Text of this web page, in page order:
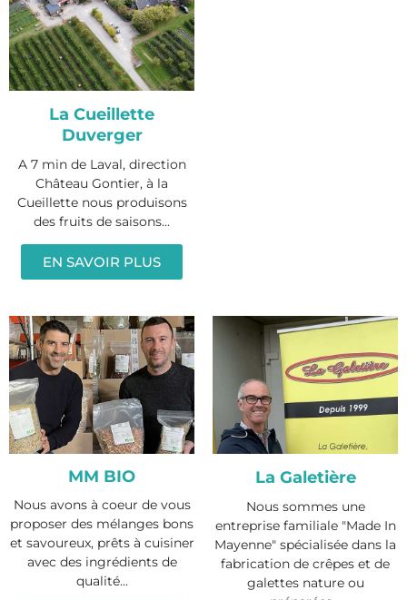
La Cueillette
Duverger
A 7 min de Laval, direction
Château Gontier, à la
Cueillette nous produisons
des fruits de saisons...
EN SAVOIR PLUS
MM BIO
Nous avons à coeur de vous
proposer des mélanges bons
et savoureux, prêts à cuisiner
avec des ingrédients de
qualité...
La Galetière
Nous sommes une
entreprise familiale "Made In
Mayenne" spécialisée dans la
fabrication de crêpes et de
galettes nature ou